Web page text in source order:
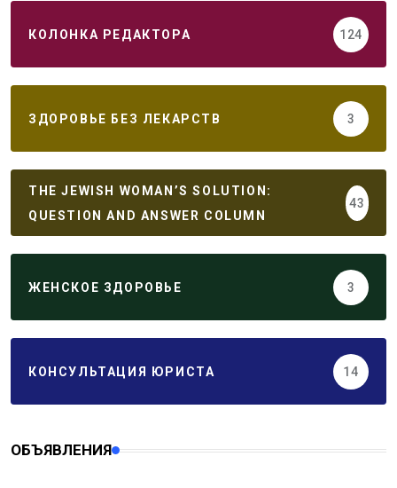
КОЛОНКА РЕДАКТОРА 124
ЗДОРОВЬЕ БЕЗ ЛЕКАРСТВ 3
THE JEWISH WOMAN’S SOLUTION:
QUESTION AND ANSWER COLUMN
43
ЖЕНСКОЕ ЗДОРОВЬЕ 3
КОНСУЛЬТАЦИЯ ЮРИСТА 14
ОБЪЯВЛЕНИЯ